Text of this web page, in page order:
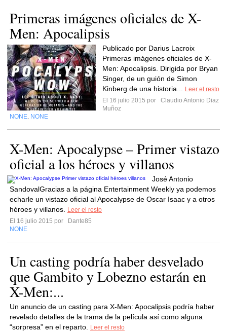
Primeras imágenes oficiales de X-
Men: Apocalipsis
Publicado por Darius Lacroix
Primeras imágenes oficiales de X-
Men: Apocalipsis. Dirigida por Bryan
Singer, de un guión de Simon
Kinberg de una historia...
Leer el resto
El 16 julio 2015 por
Claudio Antonio Diaz
Muñoz
NONE NONE
X-Men: Apocalypse – Primer vistazo
oficial a los héroes y villanos
José Antonio
SandovalGracias a la página Entertainment Weekly ya podemos
echarle un vistazo oficial al Apocalypse de Oscar Isaac y a otros
héroes y villanos.
Leer el resto
El 16 julio 2015 por
Dante85
NONE
Un casting podría haber desvelado
que Gambito y Lobezno estarán en
X-Men:...
Un anuncio de un casting para X-Men: Apocalipsis podría haber
revelado detalles de la trama de la película así como alguna
“sorpresa” en el reparto.
Leer el resto